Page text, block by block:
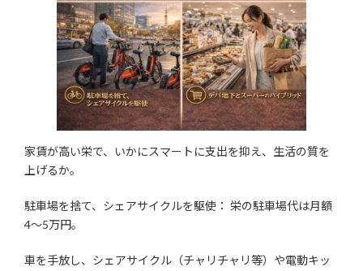
家賃が高い栄で、いかにスマートに支出を抑え、生活の質を
上げるか。
駐車場を捨て、シェアサイクルを駆使： 栄の駐車場代は月額
4〜5万円。
車を手放し、シェアサイクル（チャリチャリ等）や電動キッ